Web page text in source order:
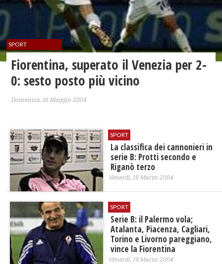
SPORT
Fiorentina, superato il Venezia per 2-
0: sesto posto più vicino
Domenica, 16 Maggio 2004
SPORT
La classifica dei cannonieri in
serie B: Protti secondo e
Riganò terzo
Venerdì, 19 Marzo 2004
SPORT
Serie B: il Palermo vola;
Atalanta, Piacenza, Cagliari,
Torino e Livorno pareggiano,
vince la Fiorentina
Venerdì, 19 Marzo 2004